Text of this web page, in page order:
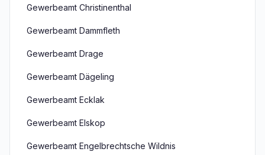
Gewerbeamt Christinenthal
Gewerbeamt Dammfleth
Gewerbeamt Drage
Gewerbeamt Dägeling
Gewerbeamt Ecklak
Gewerbeamt Elskop
Gewerbeamt Engelbrechtsche Wildnis